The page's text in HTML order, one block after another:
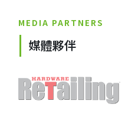
MEDIA PARTNERS
媒體夥伴